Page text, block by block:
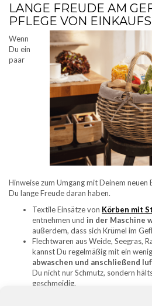
LANGE FREUDE AM
PFLEGE VON
Wenn
Du ein
paar
Hinweise zum Umgang mit Deinem
Du lange Freude daran haben.
Textile Einsätze von Körben mit
entnehmen und in der Maschine
außerdem, dass sich Krümel im
Flechtwaren aus Weide, Seegras,
kannst Du regelmäßig mit ein wenig
abwaschen und anschließend
Du nicht nur Schmutz, sondern
geschmeidig.